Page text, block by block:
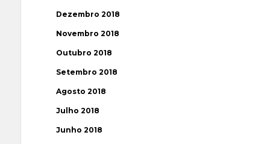
Dezembro 2018
Novembro 2018
Outubro 2018
Setembro 2018
Agosto 2018
Julho 2018
Junho 2018